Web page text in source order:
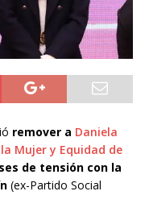
remover a Daniela
Mujer y Equidad de
de tensión con la
(ex-Partido Social